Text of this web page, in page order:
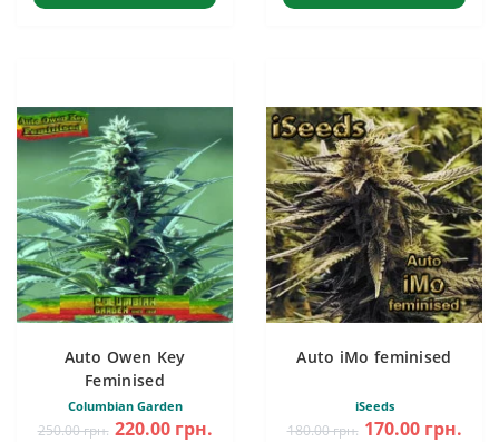
Auto Owen Key
Feminised
Columbian Garden
250.00 грн. 220.00 грн.
Auto iMo feminised
iSeeds
180.00 грн. 170.00 грн.